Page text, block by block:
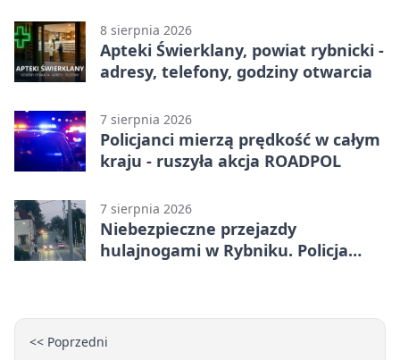
otwarcia
8 sierpnia 2026
Apteki Świerklany, powiat rybnicki -
adresy, telefony, godziny otwarcia
7 sierpnia 2026
Policjanci mierzą prędkość w całym
kraju - ruszyła akcja ROADPOL
7 sierpnia 2026
Niebezpieczne przejazdy
hulajnogami w Rybniku. Policja
<< Poprzedni